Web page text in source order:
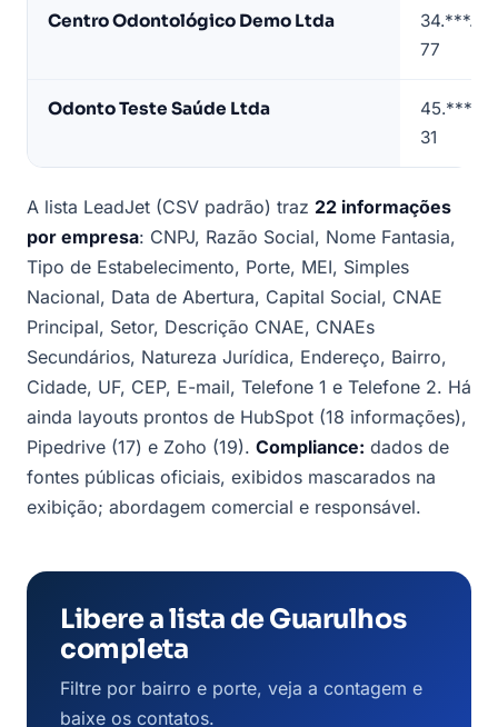
Guarulhos
Centro Odontológico Demo Ltda
77
Odonto Teste Saúde Ltda
31
A lista LeadJet (CSV padrão) traz 22 informações
por empresa: CNPJ, Razão Social, Nome Fantasia,
Tipo de Estabelecimento, Porte, MEI, Simples
Nacional, Data de Abertura, Capital Social, CNAE
Principal, Setor, Descrição CNAE, CNAEs
Secundários, Natureza Jurídica, Endereço, Bairro,
Cidade, UF, CEP, E-mail, Telefone 1 e Telefone 2. Há
ainda layouts prontos de HubSpot (18 informações),
Pipedrive (17) e Zoho (19). Compliance: dados de
fontes públicas oficiais, exibidos mascarados na
exibição; abordagem comercial e responsável.
Libere a lista de Guarulhos
completa
Filtre por bairro e porte, veja a contagem e
baixe os contatos.